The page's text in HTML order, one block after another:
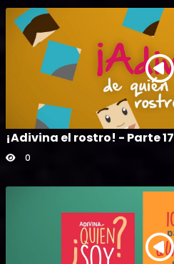
¡Adivina el rostro! - Parte 17
0